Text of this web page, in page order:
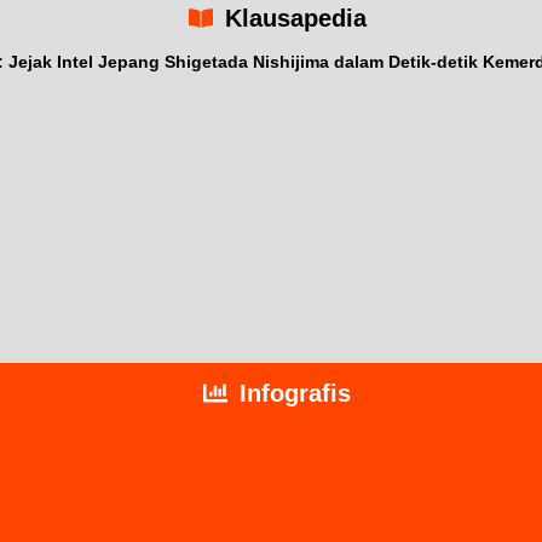
Klausapedia
Jejak Intel Jepang Shigetada Nishijima dalam Detik-detik
Infografis